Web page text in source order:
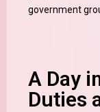
government
A Day
Duties